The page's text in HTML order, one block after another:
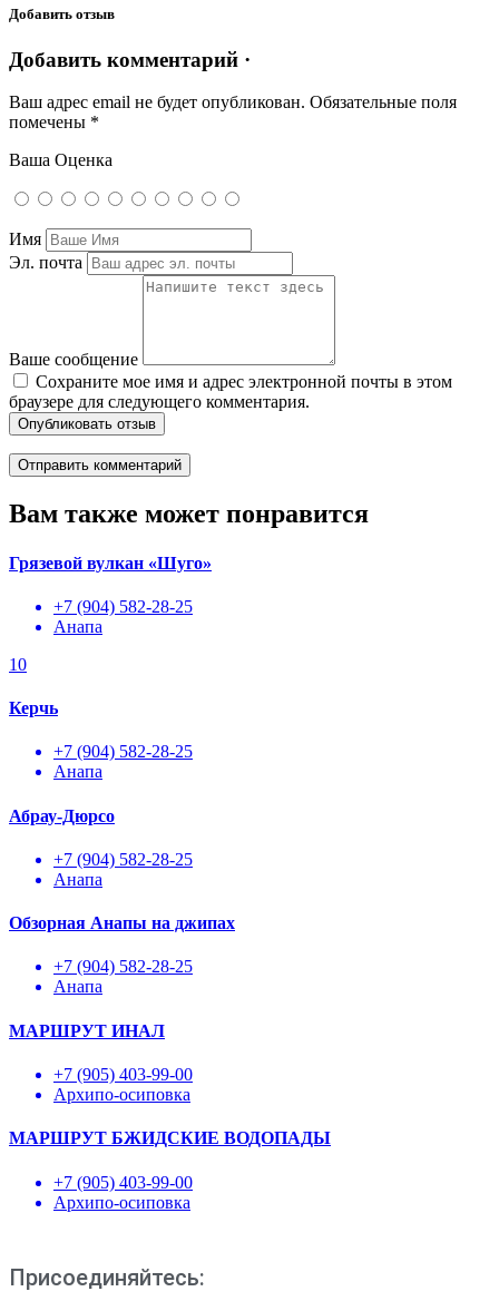
Добавить отзыв
Добавить комментарий ·
Ваш адрес email не будет опубликован. Обязательные поля
помечены *
Ваша Оценка
Имя
Эл. почта
Ваше сообщение
Сохраните мое имя и адрес электронной почты в этом
браузере для следующего комментария.
Опубликовать отзыв
Вам также может понравится
Грязевой вулкан «Шуго»
+7 (904) 582-28-25
Анапа
10
Керчь
+7 (904) 582-28-25
Анапа
Абрау-Дюрсо
+7 (904) 582-28-25
Анапа
Обзорная Анапы на джипах
+7 (904) 582-28-25
Анапа
МАРШРУТ ИНАЛ
+7 (905) 403-99-00
Архипо-осиповка
МАРШРУТ БЖИДСКИЕ ВОДОПАДЫ
+7 (905) 403-99-00
Архипо-осиповка
Присоединяйтесь: